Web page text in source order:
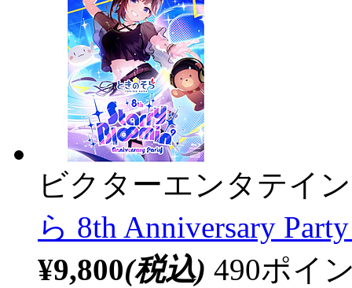
ビクターエンタテイ
ら 8th Anniversary
¥9,800(税込) 490ポイ